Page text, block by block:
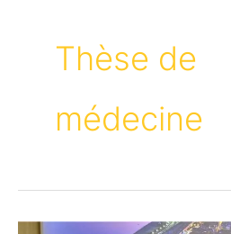
Thèse de
médecine